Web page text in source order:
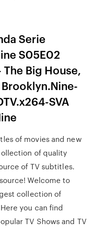
Serie
S05E02
Big House,
SVA
of movies and new
of quality
of TV subtitles.
Welcome to
collection of
you can find
TV Shows and TV